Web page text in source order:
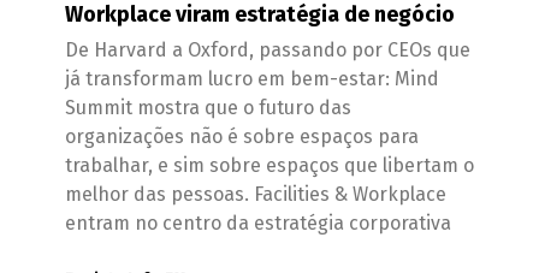
Workplace viram estratégia de negócio
De Harvard a Oxford, passando por CEOs que
já transformam lucro em bem-estar: Mind
Summit mostra que o futuro das
organizações não é sobre espaços para
trabalhar, e sim sobre espaços que libertam o
melhor das pessoas. Facilities & Workplace
entram no centro da estratégia corporativa